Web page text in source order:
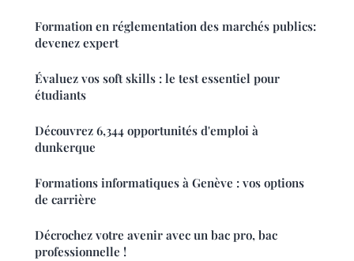
Formation en réglementation des marchés publics:
devenez expert
Évaluez vos soft skills : le test essentiel pour
étudiants
Découvrez 6,344 opportunités d'emploi à
dunkerque
Formations informatiques à Genève : vos options
de carrière
Décrochez votre avenir avec un bac pro, bac
professionnelle !